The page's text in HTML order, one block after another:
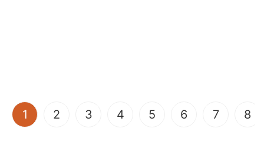
1 (current)
2 3 4 5 6 7 8